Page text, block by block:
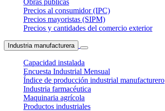
Obras públicas
Precios al consumidor (IPC)
Precios mayoristas (SIPM)
Precios y cantidades del comercio exterior
Industria manufacturera
Capacidad instalada
Encuesta Industrial Mensual
Índice de producción industrial manufacturero
Industria farmacéutica
Maquinaria agrícola
Productos industriales